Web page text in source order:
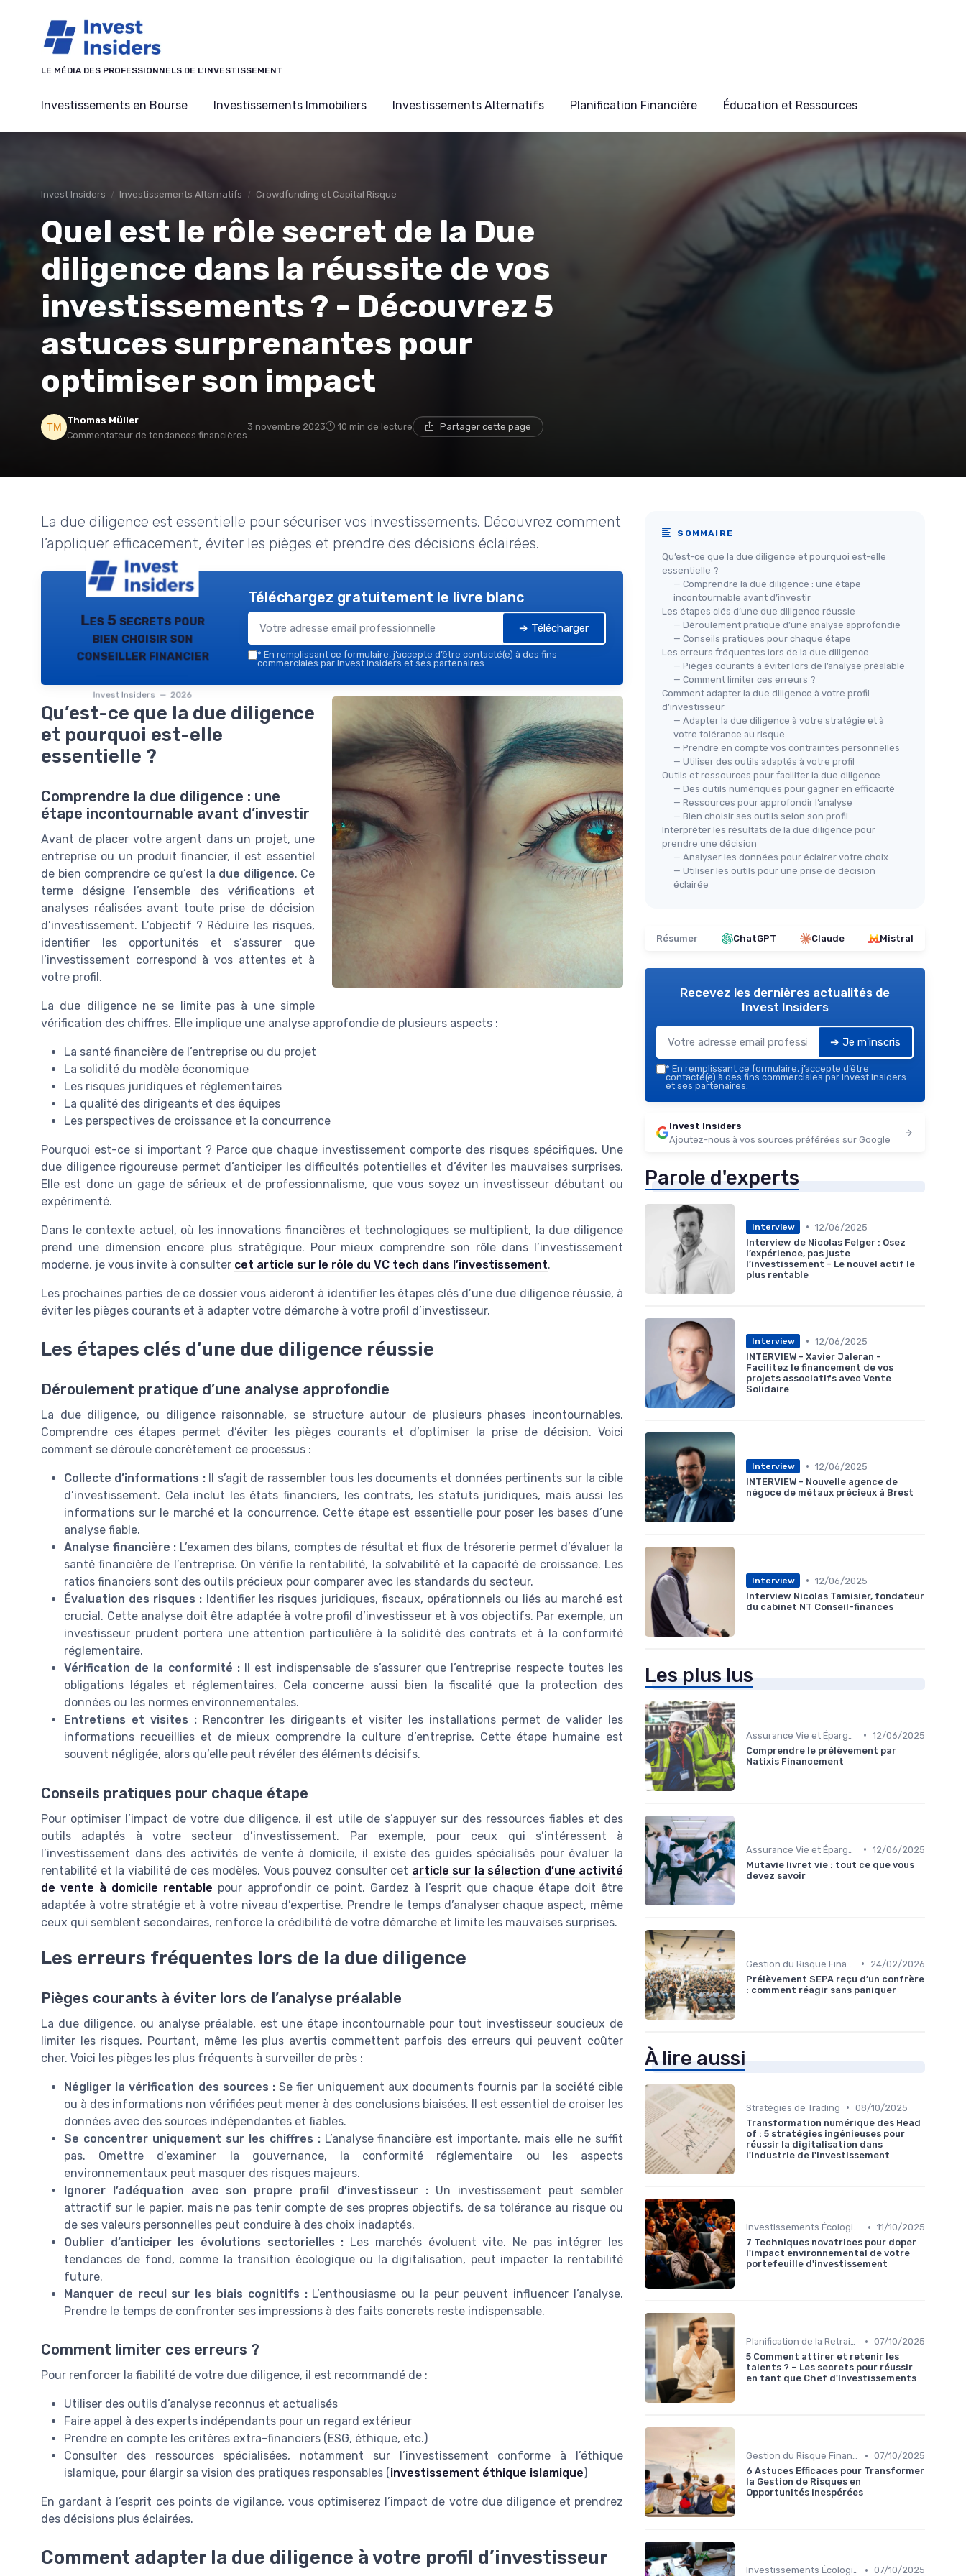
LE MÉDIA DES PROFESSIONNELS DE L'INVESTISSEMENT
Investissements en Bourse Investissements Immobiliers Investissements Alternatifs Planification Financière Éducation et Ressources
Invest Insiders Investissements Alternatifs Crowdfunding et Capital Risque
Quel est le rôle secret de la Due
diligence dans la réussite de vos
investissements ? - Découvrez 5
astuces surprenantes pour
optimiser son impact
Thomas Müller
Commentateur de tendances financières
3 novembre 2023 10 min de lecture Partager cette page
La due diligence est essentielle pour sécuriser vos investissements. Découvrez comment
l’appliquer efficacement, éviter les pièges et prendre des décisions éclairées.
Les 5 secrets pour
bien choisir son
conseiller financier
Invest Insiders — 2026
Téléchargez gratuitement le livre blanc
➔ Télécharger
* En remplissant ce formulaire, j’accepte d’être contacté(e) à des fins
commerciales par Invest Insiders et ses partenaires.
Qu’est-ce que la due diligence
et pourquoi est-elle
essentielle ?
Comprendre la due diligence : une
étape incontournable avant d’investir
Avant de placer votre argent dans un projet, une
entreprise ou un produit financier, il est essentiel
de bien comprendre ce qu’est la due diligence. Ce
terme désigne l’ensemble des vérifications et
analyses réalisées avant toute prise de décision
d’investissement. L’objectif ? Réduire les risques,
identifier les opportunités et s’assurer que
l’investissement correspond à vos attentes et à
votre profil.
La due diligence ne se limite pas à une simple
vérification des chiffres. Elle implique une analyse approfondie de plusieurs aspects :
La santé financière de l’entreprise ou du projet
La solidité du modèle économique
Les risques juridiques et réglementaires
La qualité des dirigeants et des équipes
Les perspectives de croissance et la concurrence
Pourquoi est-ce si important ? Parce que chaque investissement comporte des risques spécifiques. Une
due diligence rigoureuse permet d’anticiper les difficultés potentielles et d’éviter les mauvaises surprises.
Elle est donc un gage de sérieux et de professionnalisme, que vous soyez un investisseur débutant ou
expérimenté.
Dans le contexte actuel, où les innovations financières et technologiques se multiplient, la due diligence
prend une dimension encore plus stratégique. Pour mieux comprendre son rôle dans l’investissement
moderne, je vous invite à consulter cet article sur le rôle du VC tech dans l’investissement.
Les prochaines parties de ce dossier vous aideront à identifier les étapes clés d’une due diligence réussie, à
éviter les pièges courants et à adapter votre démarche à votre profil d’investisseur.
Les étapes clés d’une due diligence réussie
Déroulement pratique d’une analyse approfondie
La due diligence, ou diligence raisonnable, se structure autour de plusieurs phases incontournables.
Comprendre ces étapes permet d’éviter les pièges courants et d’optimiser la prise de décision. Voici
comment se déroule concrètement ce processus :
Collecte d’informations :Il s’agit de rassembler tous les documents et données pertinents sur la cible
d’investissement. Cela inclut les états financiers, les contrats, les statuts juridiques, mais aussi les
informations sur le marché et la concurrence. Cette étape est essentielle pour poser les bases d’une
analyse fiable.
Analyse financière : L’examen des bilans, comptes de résultat et flux de trésorerie permet d’évaluer la
santé financière de l’entreprise. On vérifie la rentabilité, la solvabilité et la capacité de croissance. Les
ratios financiers sont des outils précieux pour comparer avec les standards du secteur.
Évaluation des risques : Identifier les risques juridiques, fiscaux, opérationnels ou liés au marché est
crucial. Cette analyse doit être adaptée à votre profil d’investisseur et à vos objectifs. Par exemple, un
investisseur prudent portera une attention particulière à la solidité des contrats et à la conformité
réglementaire.
Vérification de la conformité :Il est indispensable de s’assurer que l’entreprise respecte toutes les
obligations légales et réglementaires. Cela concerne aussi bien la fiscalité que la protection des
données ou les normes environnementales.
Entretiens et visites : Rencontrer les dirigeants et visiter les installations permet de valider les
informations recueillies et de mieux comprendre la culture d’entreprise. Cette étape humaine est
souvent négligée, alors qu’elle peut révéler des éléments décisifs.
Conseils pratiques pour chaque étape
Pour optimiser l’impact de votre due diligence, il est utile de s’appuyer sur des ressources fiables et des
outils adaptés à votre secteur d’investissement. Par exemple, pour ceux qui s’intéressent à
l’investissement dans des activités de vente à domicile, il existe des guides spécialisés pour évaluer la
rentabilité et la viabilité de ces modèles. Vous pouvez consulter cet article sur la sélection d’une activité
de vente à domicile rentable pour approfondir ce point. Gardez à l’esprit que chaque étape doit être
adaptée à votre stratégie et à votre niveau d’expertise. Prendre le temps d’analyser chaque aspect, même
ceux qui semblent secondaires, renforce la crédibilité de votre démarche et limite les mauvaises surprises.
Les erreurs fréquentes lors de la due diligence
Pièges courants à éviter lors de l’analyse préalable
La due diligence, ou analyse préalable, est une étape incontournable pour tout investisseur soucieux de
limiter les risques. Pourtant, même les plus avertis commettent parfois des erreurs qui peuvent coûter
cher. Voici les pièges les plus fréquents à surveiller de près :
Négliger la vérification des sources : Se fier uniquement aux documents fournis par la société cible
ou à des informations non vérifiées peut mener à des conclusions biaisées. Il est essentiel de croiser les
données avec des sources indépendantes et fiables.
Se concentrer uniquement sur les chiffres :L’analyse financière est importante, mais elle ne suffit
pas. Omettre d’examiner la gouvernance, la conformité réglementaire ou les aspects
environnementaux peut masquer des risques majeurs.
Ignorer l’adéquation avec son propre profil d’investisseur :Un investissement peut sembler
attractif sur le papier, mais ne pas tenir compte de ses propres objectifs, de sa tolérance au risque ou
de ses valeurs personnelles peut conduire à des choix inadaptés.
Oublier d’anticiper les évolutions sectorielles : Les marchés évoluent vite. Ne pas intégrer les
tendances de fond, comme la transition écologique ou la digitalisation, peut impacter la rentabilité
future.
Manquer de recul sur les biais cognitifs :L’enthousiasme ou la peur peuvent influencer l’analyse.
Prendre le temps de confronter ses impressions à des faits concrets reste indispensable.
Comment limiter ces erreurs ?
Pour renforcer la fiabilité de votre due diligence, il est recommandé de :
Utiliser des outils d’analyse reconnus et actualisés
Faire appel à des experts indépendants pour un regard extérieur
Prendre en compte les critères extra-financiers (ESG, éthique, etc.)
Consulter des ressources spécialisées, notamment sur l’investissement conforme à l’éthique
islamique, pour élargir sa vision des pratiques responsables (investissement éthique islamique)
En gardant à l’esprit ces points de vigilance, vous optimiserez l’impact de votre due diligence et prendrez
des décisions plus éclairées.
Comment adapter la due diligence à votre profil d’investisseur
SOMMAIRE
Qu’est-ce que la due diligence et pourquoi est-elle
essentielle ?
— Comprendre la due diligence : une étape
incontournable avant d’investir
Les étapes clés d’une due diligence réussie
— Déroulement pratique d’une analyse approfondie
— Conseils pratiques pour chaque étape
Les erreurs fréquentes lors de la due diligence
— Pièges courants à éviter lors de l’analyse préalable
— Comment limiter ces erreurs ?
Comment adapter la due diligence à votre profil
d’investisseur
— Adapter la due diligence à votre stratégie et à
votre tolérance au risque
— Prendre en compte vos contraintes personnelles
— Utiliser des outils adaptés à votre profil
Outils et ressources pour faciliter la due diligence
— Des outils numériques pour gagner en efficacité
— Ressources pour approfondir l’analyse
— Bien choisir ses outils selon son profil
Interpréter les résultats de la due diligence pour
prendre une décision
— Analyser les données pour éclairer votre choix
— Utiliser les outils pour une prise de décision
éclairée
Résumer ChatGPT Claude Mistral
Recevez les dernières actualités de
Invest Insiders
➔ Je m'inscris
* En remplissant ce formulaire, j’accepte d’être
contacté(e) à des fins commerciales par Invest Insiders
et ses partenaires.
Invest Insiders
Ajoutez-nous à vos sources préférées sur Google
Parole d'experts
Interview • 12/06/2025
Interview de Nicolas Felger : Osez
l’expérience, pas juste
l’investissement - Le nouvel actif le
plus rentable
Interview • 12/06/2025
INTERVIEW - Xavier Jaleran -
Facilitez le financement de vos
projets associatifs avec Vente
Solidaire
Interview • 12/06/2025
INTERVIEW - Nouvelle agence de
négoce de métaux précieux à Brest
Interview • 12/06/2025
Interview Nicolas Tamisier, fondateur
du cabinet NT Conseil-finances
Les plus lus
• 12/06/2025
Comprendre le prélèvement par
Natixis Financement
• 12/06/2025
Mutavie livret vie : tout ce que vous
devez savoir
•
24/02/2026
Prélèvement SEPA reçu d’un confrère
: comment réagir sans paniquer
À lire aussi
Stratégies de Trading • 08/10/2025
Transformation numérique des Head
of : 5 stratégies ingénieuses pour
réussir la digitalisation dans
l'industrie de l'investissement
Investissements Écologiques et Durables • 11/10/2025
7 Techniques novatrices pour doper
l'impact environnemental de votre
portefeuille d'investissement
Planification de la Retraite • 07/10/2025
5 Comment attirer et retenir les
talents ? – Les secrets pour réussir
en tant que Chef d'Investissements
Gestion du Risque Financier • 07/10/2025
6 Astuces Efficaces pour Transformer
la Gestion de Risques en
Opportunités Inespérées
Investissements Écologiques et Durables • 07/10/2025